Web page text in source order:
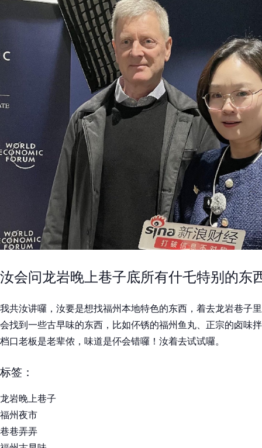
汝会问龙岩晚上巷子底所有什乇特别的东
我共汝讲囉，汝要是想找福州本地特色的东西，着去龙岩巷子
会找到一些古早味的东西，比如伓锈的福州鱼丸、正宗的卤味
档口老板是老辈侬，味道是伓会错囉！汝着去试试囉。
标签：
龙岩晚上巷子
福州夜市
巷巷弄弄